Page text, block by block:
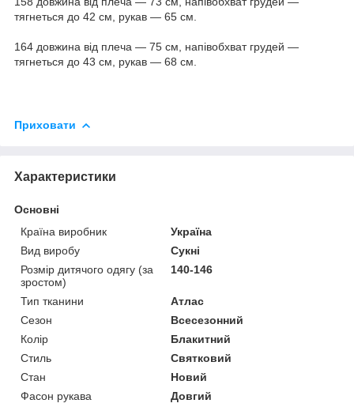
тягнеться до 42 см, рукав — 65 см.
164 довжина від плеча — 75 см, напівобхват грудей —
тягнеться до 43 см, рукав — 68 см.
Приховати
Характеристики
Основні
Країна виробник
Україна
Вид виробу
Сукні
Розмір дитячого одягу (за
зростом)
140-146
Тип тканини
Атлас
Сезон
Всесезонний
Колір
Блакитний
Стиль
Святковий
Стан
Новий
Фасон рукава
Довгий